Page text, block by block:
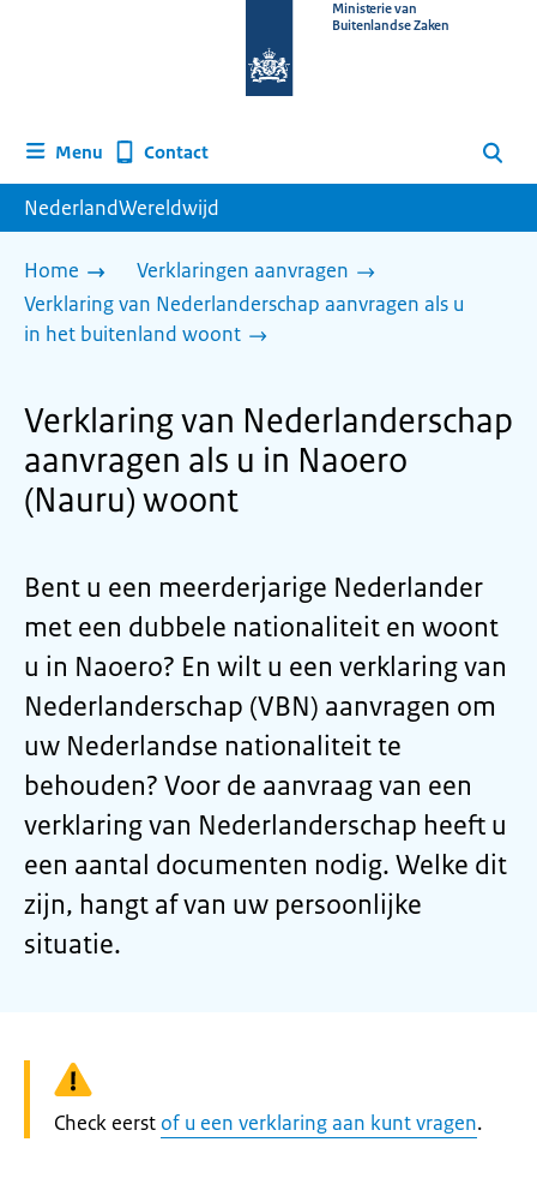
homepage
Ministerie van
Buitenlandse Zaken
Menu Contact Zoeken
NederlandWereldwijd
Home
Verklaringen aanvragen
Verklaring van Nederlanderschap aanvragen als u
in het buitenland woont
Verklaring van Nederlanderschap
aanvragen als u in Naoero
(Nauru) woont
Bent u een meerderjarige Nederlander
met een dubbele nationaliteit en woont
u in Naoero? En wilt u een verklaring van
Nederlanderschap (VBN) aanvragen om
uw Nederlandse nationaliteit te
behouden? Voor de aanvraag van een
verklaring van Nederlanderschap heeft u
een aantal documenten nodig. Welke dit
zijn, hangt af van uw persoonlijke
situatie.
Waarschuwing:
Check eerst of u een verklaring aan kunt vragen.